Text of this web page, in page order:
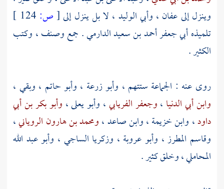
وينزل إلىعفان ، وأبي الوليد ، لا بل ينزل إلى[ص:
تلميذهأبي جعفر أحمد بن سعيد الدارمي. جمع وصنف ، وكتب
الكثير .
روى عنه : الجماعة ستتهم ، وأبو زرعة ، وأبو حاتم ، وبقي ،
وابن أبي الدنيا ،وجعفر الفريابي، وأبو يعلى، وأبو بكر بن أبي
داود، وابن خزيمة،وابن صاعد،ومحمد بن هارون الروياني،
وقاسم المطرز، وأبو عروبة ، وزكريا الساجي ، وأبو عبد الله
المحاملي، وخلق كثير .